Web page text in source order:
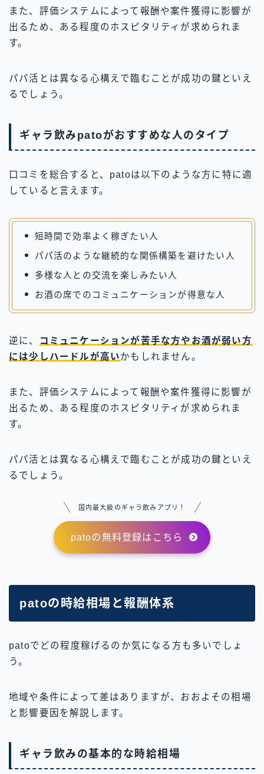
また、評価システムによって報酬や案件獲得に影響が
出るため、ある程度のホスピタリティが求められま
す。
パパ活とは異なる心構えで臨むことが成功の鍵といえ
るでしょう。
ギャラ飲みpatoがおすすめな人のタイプ
口コミを総合すると、patoは以下のような方に特に適
していると言えます。
短時間で効率よく稼ぎたい人
パパ活のような継続的な関係構築を避けたい人
多様な人との交流を楽しみたい人
お酒の席でのコミュニケーションが得意な人
逆に、
コミュニケーションが苦手な方やお酒が弱い方
には少しハードルが高いかもしれません。
また、評価システムによって報酬や案件獲得に影響が
出るため、ある程度のホスピタリティが求められま
す。
パパ活とは異なる心構えで臨むことが成功の鍵といえ
るでしょう。
国内最大級のギャラ飲みアプリ！
patoの無料登録はこちら
patoの時給相場と報酬体系
patoでどの程度稼げるのか気になる方も多いでしょ
う。
地域や条件によって差はありますが、おおよその相場
と影響要因を解説します。
ギャラ飲みの基本的な時給相場